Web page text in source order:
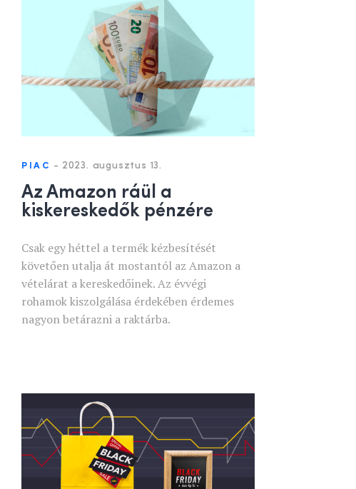
PIAC - 2023. augusztus 13.
Az Amazon ráül a
kiskereskedők pénzére
Csak egy héttel a termék kézbesítését
követően utalja át mostantól az Amazon a
vételárat a kereskedőinek. Az évvégi
rohamok kiszolgálása érdekében érdemes
nagyon betárazni a raktárba.